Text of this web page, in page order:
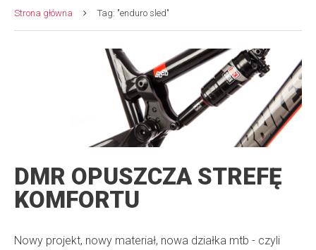
Strona główna Tag: "enduro sled"
DMR OPUSZCZA STREFĘ
KOMFORTU
Nowy projekt, nowy materiał, nowa działka mtb - czyli